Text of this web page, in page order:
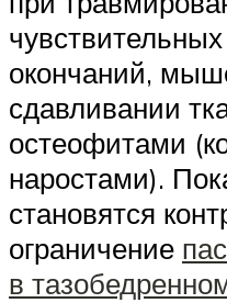
окончаний,
сдавливании
остеофитами
наростами).
становятся
ограничение
в